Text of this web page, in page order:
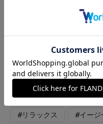
ーデ。スポンディッシュな
せないレースのカットソー
ト使いに便利。ウエスト総
インのシルエットが全体の
#カットソー #スカー
#リラックス #イージ